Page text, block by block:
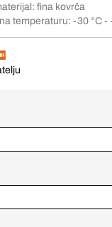
fina kovrča
temperaturu: -30 °C -